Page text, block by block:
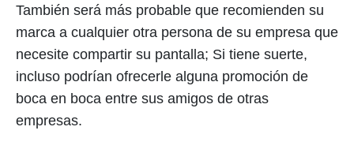
También será más probable que recomienden su
marca a cualquier otra persona de su empresa que
necesite compartir su pantalla; Si tiene suerte,
incluso podrían ofrecerle alguna promoción de
boca en boca entre sus amigos de otras
empresas.